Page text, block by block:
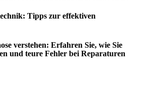
Tipps zur effektiven
verstehen: Erfahren Sie, wie Sie
und teure Fehler bei Reparaturen